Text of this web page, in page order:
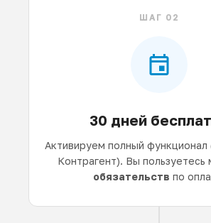
ШАГ 02
30 дней
Активируем полный
Контрагент). Вы пользуетесь
обязательств по